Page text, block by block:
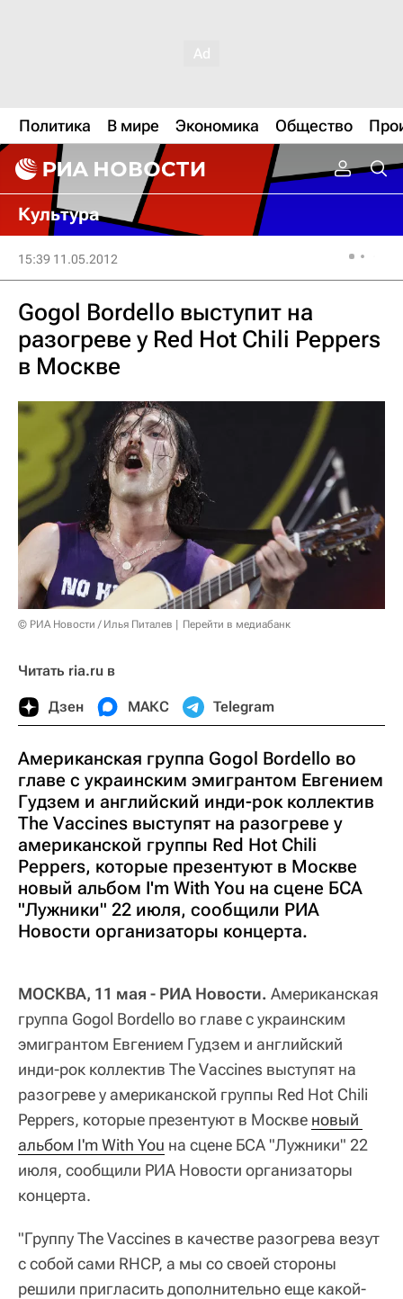
Политика В мире Экономика Общество
Культура
15:39 11.05.2012
Gogol Bordello выступит на
разогреве у Red Hot Chili Peppers
в Москве
© РИА Новости / Илья Питалев Перейти в медиабанк
Читать ria.ru в
Дзен МАКС Telegram
Американская группа Gogol Bordello во
главе с украинским эмигрантом Евгением
Гудзем и английский инди-рок коллектив
The Vaccines выступят на разогреве у
американской группы Red Hot Chili
Peppers, которые презентуют в Москве
новый альбом I'm With You на сцене БСА
"Лужники" 22 июля, сообщили РИА
Новости организаторы концерта.
МОСКВА, 11 мая - РИА Новости. Американская
группа Gogol Bordello во главе с украинским
эмигрантом Евгением Гудзем и английский
инди-рок коллектив The Vaccines выступят на
разогреве у американской группы Red Hot Chili
Peppers, которые презентуют в Москве новый
альбом I'm With You на сцене БСА "Лужники" 22
июля, сообщили РИА Новости организаторы
концерта.
"Группу The Vaccines в качестве разогрева везут
с собой сами RHCP, а мы со своей стороны
решили пригласить дополнительно еще какой-